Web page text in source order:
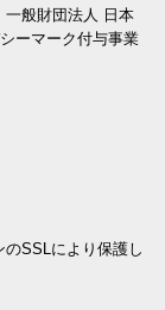
一般財団法人 日本
ーマーク付与事業
SSLにより保護し